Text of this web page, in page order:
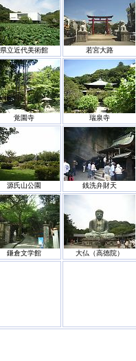
県立近代美術館 若宮大路
覚園寺 瑞泉寺
源氏山公園 銭洗弁財天
鎌倉文学館 大仏（高徳院）